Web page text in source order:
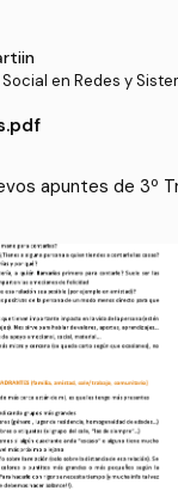
en Redes y
apuntes de 3º